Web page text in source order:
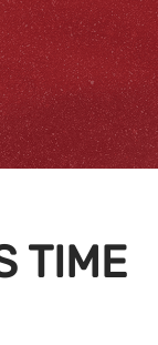
TIME